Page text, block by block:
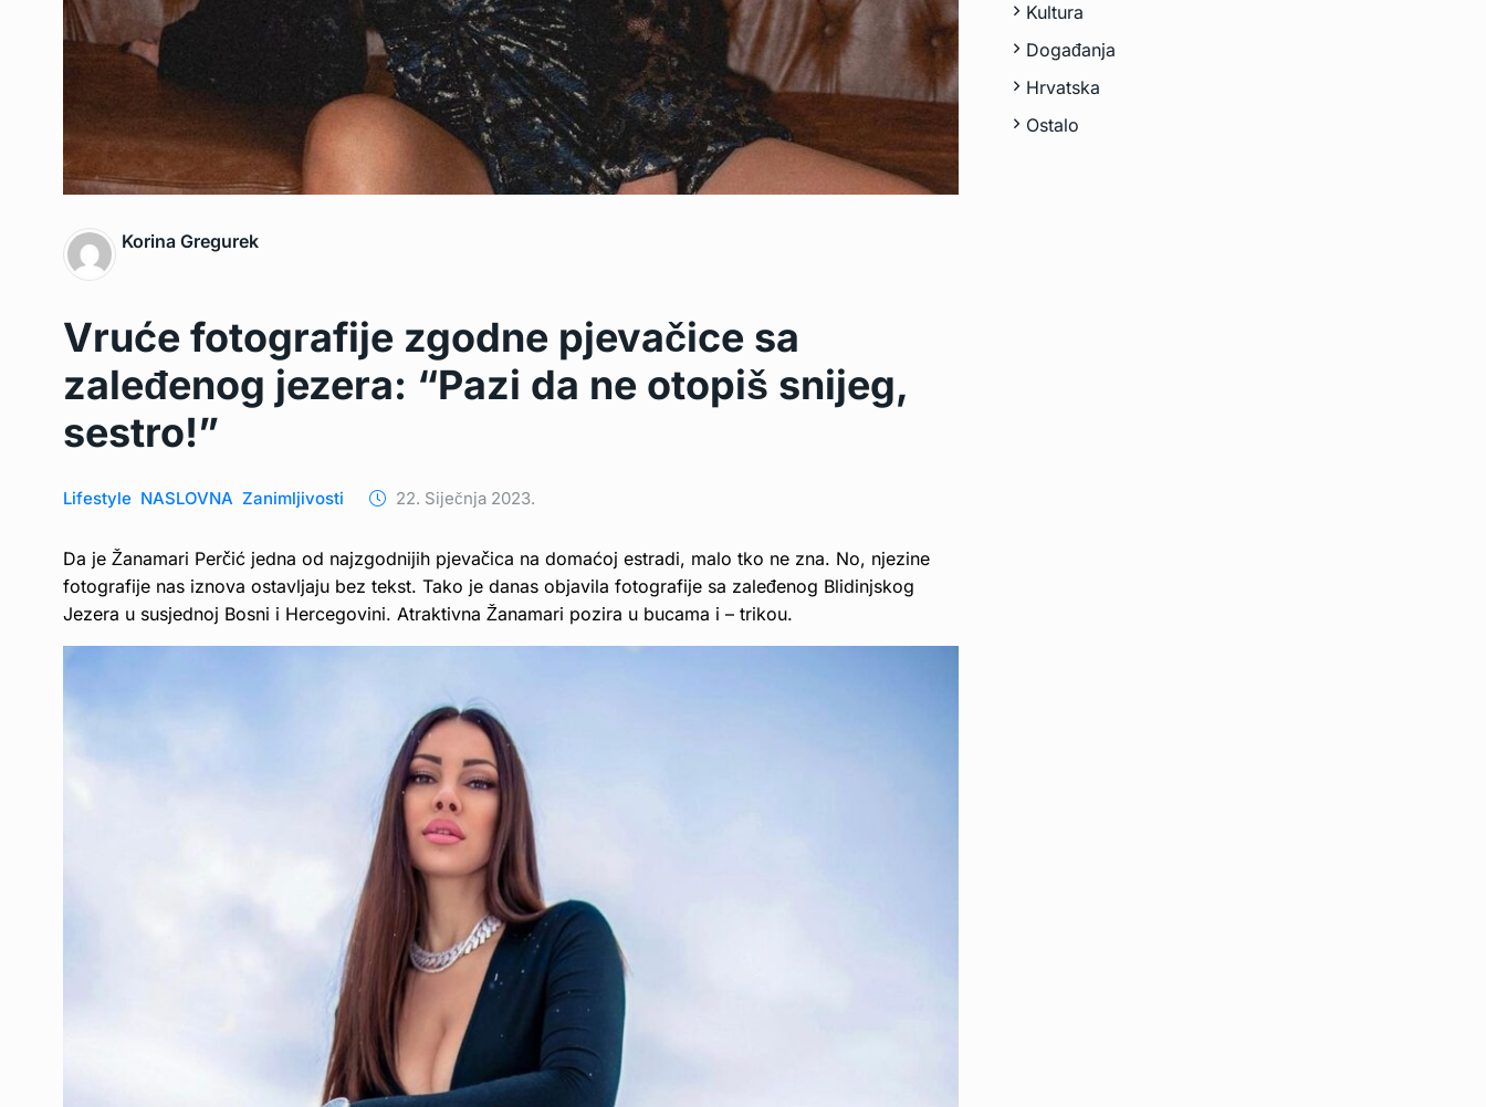
Korina Gregurek
Vruće fotografije zgodne pjevačice sa
zaleđenog jezera: “Pazi da ne otopiš snijeg,
sestro!”
Lifestyle NASLOVNA Zanimljivosti 22. Siječnja 2023.
Da je Žanamari Perčić jedna od najzgodnijih pjevačica na domaćoj estradi, malo tko ne zna. No, njezine
fotografije nas iznova ostavljaju bez tekst. Tako je danas objavila fotografije sa zaleđenog Blidinjskog
Jezera u susjednoj Bosni i Hercegovini. Atraktivna Žanamari pozira u bucama i – trikou.
Kultura
Događanja
Hrvatska
Ostalo